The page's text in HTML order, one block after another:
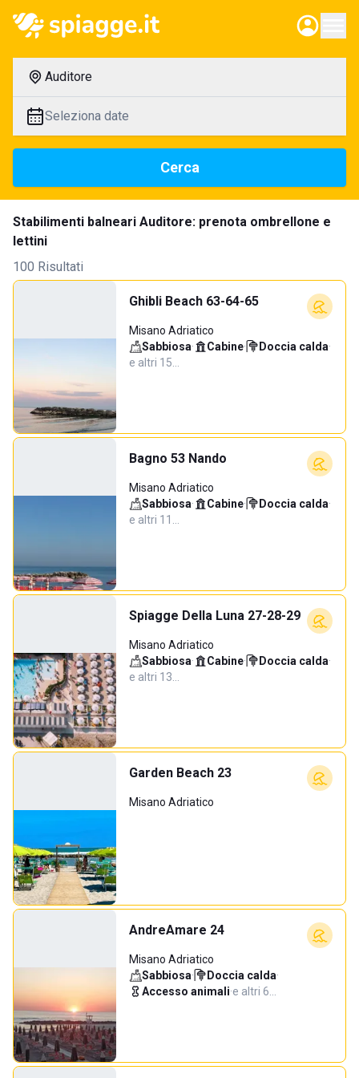
Auditore
Seleziona date
Cerca
Stabilimenti balneari Auditore: prenota ombrellone e
lettini
100 Risultati
Ghibli Beach 63-64-65
Misano Adriatico
Sabbiosa· Cabine· Doccia calda·
e altri 15…
Bagno 53 Nando
Misano Adriatico
Sabbiosa· Cabine· Doccia calda·
e altri 11…
Spiagge Della Luna 27-28-29
Misano Adriatico
Sabbiosa· Cabine· Doccia calda·
e altri 13…
Garden Beach 23
Misano Adriatico
AndreAmare 24
Misano Adriatico
Sabbiosa· Doccia calda·
Accesso animali·e altri 6…